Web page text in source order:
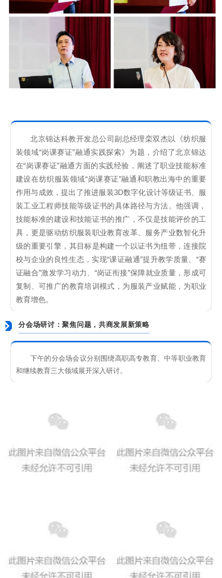
北京锦达科教开发总公司副总经理栾双杰以《纺织服
装领域“岗课赛证”融通实践探索》为题，介绍了北京锦达
在“岗课赛证”融通方面的实践经验，阐述了职业技能标准
建设在纺织服装领域“岗课赛证”融通和职教出海中的重要
作用与成效，提出了推进服装3D数字化设计等级证书、服
装工业工程师技能等级证书的具体路径与方法。他强调，
技能标准的建设和技能证书的推广，不仅是技能评价的工
具，更是驱动纺织服装职业教育改革、服务产业数智化升
级的重要引擎，其目标是构建一个以证书为纽带，连接院
校与企业的良性生态，实现“课证融通”提升教学质量、“赛
证融合”激发学习动力、“岗证衔接”保障就业质量，形成可
复制、可推广的教育培训模式，为服装产业赋能，为职业
教育增色。
分会场研讨：聚焦问题，共商发展新策略
下午的分会场会议分别围绕高职高专教育、中等职业教育
和继续教育三大领域展开深入研讨。